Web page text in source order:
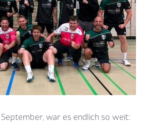
war es endlich so weit: